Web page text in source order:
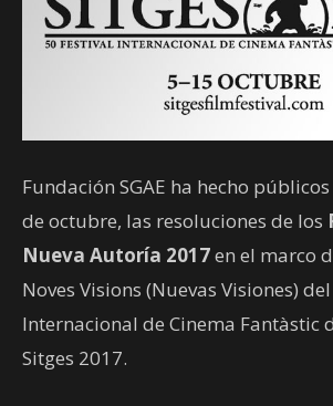
Fundación SGAE ha hecho
de octubre, las resoluciones de los
Nueva Autoría 2017en el marco
Noves Visions (Nuevas Visiones)
Internacional de Cinema Fantàstic
Sitges 2017.